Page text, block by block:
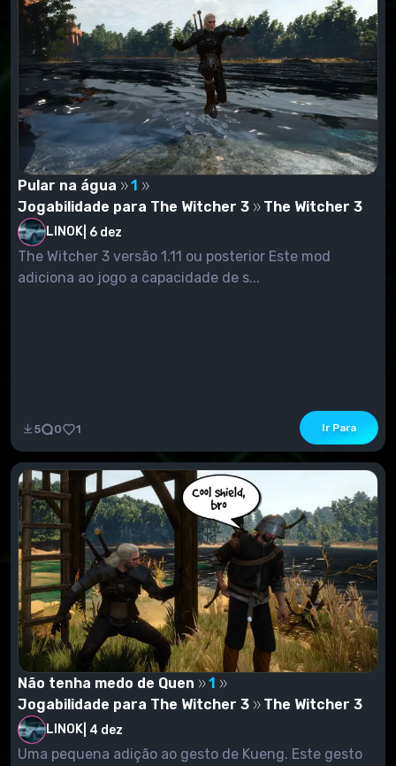
versões 1.12/1.12.1).
Ajuda a resolver este problema.
Pular na água
1
Jogabilidade para The Witcher 3
The Witcher 3
LINOK 6 dez
The Witcher 3 versão 1.11 ou posterior Este mod
adiciona ao jogo a capacidade de s...
5 0 1 Ir Para
Não tenha medo de Quen
1
Jogabilidade para The Witcher 3
The Witcher 3
LINOK 4 dez
Uma pequena adição ao gesto de Kueng. Este gesto